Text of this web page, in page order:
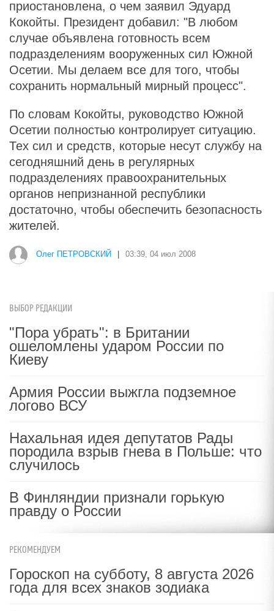
приостановлена, о чем заявил Эдуард
Кокойты. Президент добавил: "В любом
случае объявлена готовность всем
подразделениям вооруженных сил Южной
Осетии. Мы делаем все для того, чтобы
сохранить нормальный мирный процесс".
По словам Кокойты, руководство Южной
Осетии полностью контролирует ситуацию.
Тех сил и средств, которые несут службу на
сегодняшний день в регулярных
подразделениях правоохранительных
органов непризнанной республики
достаточно, чтобы обеспечить безопасность
жителей.
Олег ПЕТРОВСКИЙ 03:39, 04 июл 2008
ВЫБОР РЕДАКЦИИ
"Пора убрать": в Британии
ошеломлены ударом России по
Киеву
Армия России выжгла подземное
логово ВСУ
Нахальная идея депутатов Рады
породила взрыв гнева в Польше: что
случилось
В Финляндии признали горькую
правду о России
РЕКОМЕНДУЕМ
Гороскоп на субботу, 8 августа 2026
года для всех знаков зодиака